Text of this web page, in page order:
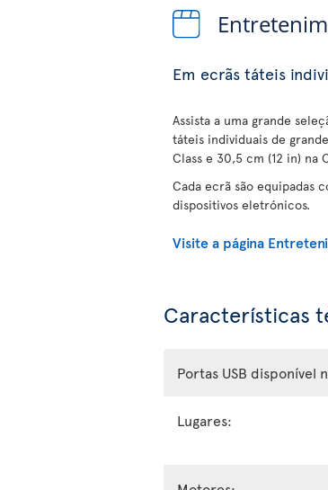
Em ecrãs táteis
Assista a uma grande
táteis individuais de
Class e 30,5 cm (12 in) na
Cada ecrã são equipadas
dispositivos eletrónicos.
Visite a página
Características
Portas USB disponível
Lugares: